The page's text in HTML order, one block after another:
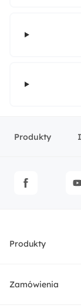
Produkty
Produkty
Meble
Zamówienia